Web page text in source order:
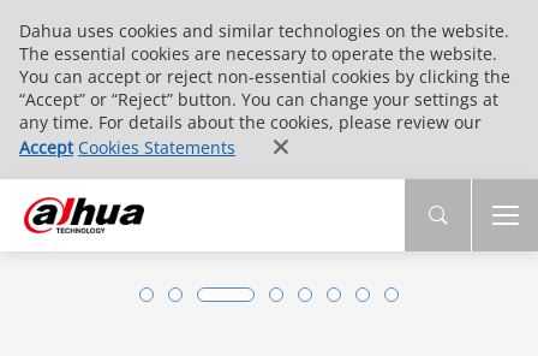
Dahua uses cookies and similar technologies on the website.
The essential cookies are necessary to operate the website.
You can accept or reject non-essential cookies by clicking the
“Accept” or “Reject” button. You can change your settings at
any time. For details about the cookies, please review our
Accept Cookies Statements